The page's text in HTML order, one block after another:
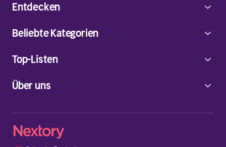
Über uns
Entdecken
Beliebte Kategorien
Top-Listen